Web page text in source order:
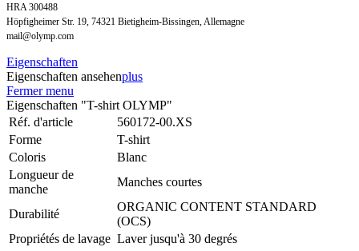
HRA 300488
Höpfigheimer Str. 19, 74321 Bietigheim-Bissingen, Allemagne
mail@olymp.com
Eigenschaften
Eigenschaften ansehenplus
Fermer menu
Eigenschaften "T-shirt OLYMP"
Réf. d'article
560172-00.XS
Forme
T-shirt
Coloris
Blanc
Longueur de
manche
Manches courtes
Durabilité
ORGANIC CONTENT STANDARD
(OCS)
Propriétés de lavage Laver jusqu'à 30 degrés